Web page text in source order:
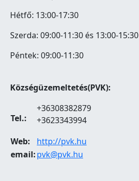
Hétfő: 13:00-17:30
Szerda: 09:00-11:30 és 13:00-15:30
Péntek: 09:00-11:30
Községüzemeltetés(PVK):
Tel.:
+36308382879
+3623343994
Web:
http://pvk.hu
email:pvk@pvk.hu